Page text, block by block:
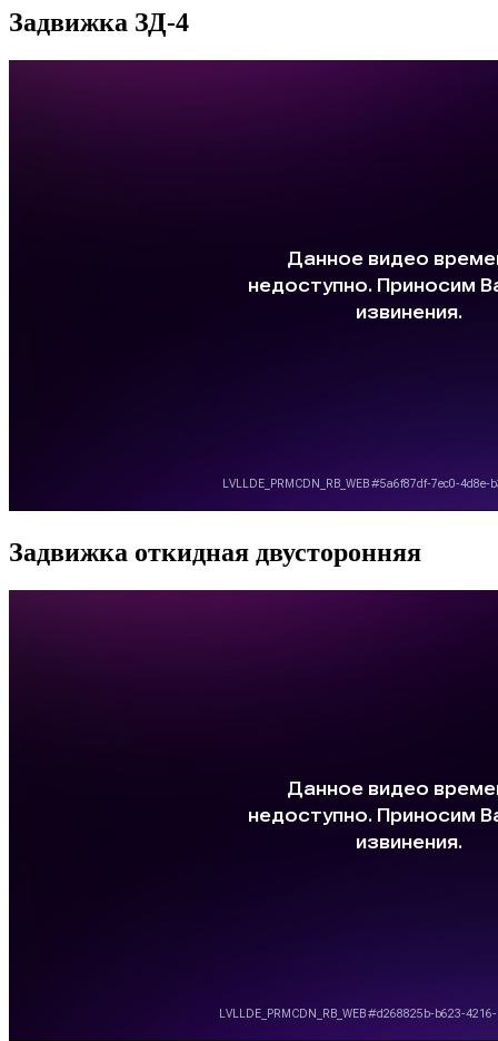
Задвижка ЗД-4
Задвижка откидная двусторонняя